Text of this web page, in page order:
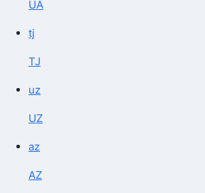
UA
tj
TJ
uz
UZ
az
AZ